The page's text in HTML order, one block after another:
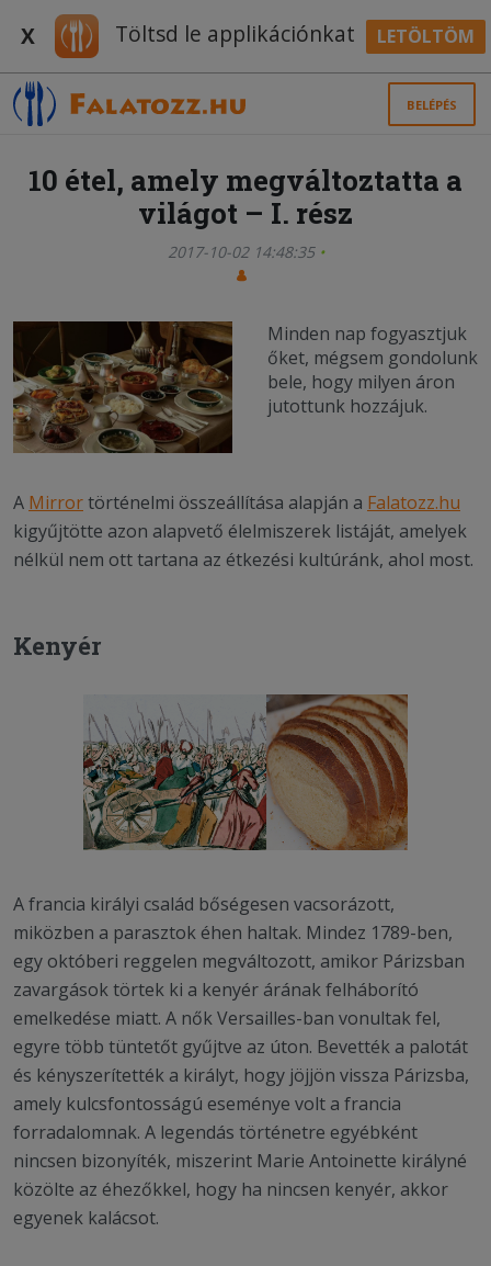
X Töltsd le applikációnkat LETÖLTÖM
BELÉPÉS
10 étel, amely megváltoztatta a
világot – I. rész
2017-10-02 14:48:35
Minden nap fogyasztjuk
őket, mégsem gondolunk
bele, hogy milyen áron
jutottunk hozzájuk.
A Mirrortörténelmi összeállítása alapján a Falatozz.hu
kigyűjtötte azon alapvető élelmiszerek listáját, amelyek
nélkül nem ott tartana az étkezési kultúránk, ahol most.
Kenyér
A francia királyi család bőségesen vacsorázott,
miközben a parasztok éhen haltak. Mindez 1789-ben,
egy októberi reggelen megváltozott, amikor Párizsban
zavargások törtek ki a kenyér árának felháborító
emelkedése miatt. A nők Versailles-ban vonultak fel,
egyre több tüntetőt gyűjtve az úton. Bevették a palotát
és kényszerítették a királyt, hogy jöjjön vissza Párizsba,
amely kulcsfontosságú eseménye volt a francia
forradalomnak. A legendás történetre egyébként
nincsen bizonyíték, miszerint Marie Antoinette királyné
közölte az éhezőkkel, hogy ha nincsen kenyér, akkor
egyenek kalácsot.